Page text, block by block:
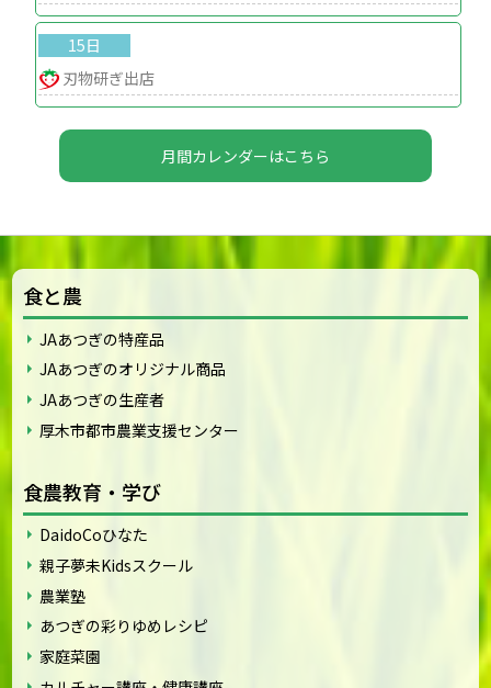
15日
刃物研ぎ出店
月間カレンダーはこちら
食と農
JAあつぎの特産品
JAあつぎのオリジナル商品
JAあつぎの生産者
厚木市都市農業支援センター
食農教育・学び
DaidoCoひなた
親子夢未Kidsスクール
農業塾
あつぎの彩りゆめレシピ
家庭菜園